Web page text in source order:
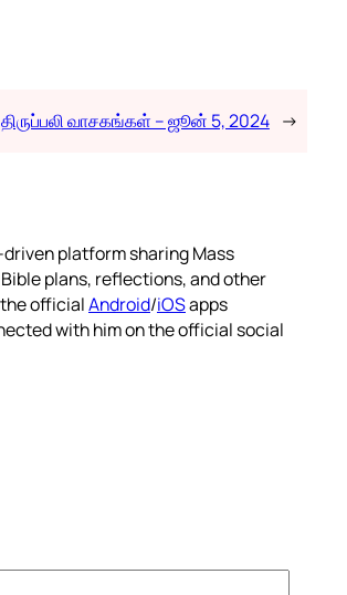
திருப்பலி வாசகங்கள் – ஜூன் 5, 2024 →
platform sharing Mass
plans, reflections, and other
officialAndroid/iOSapps
with him on the official social